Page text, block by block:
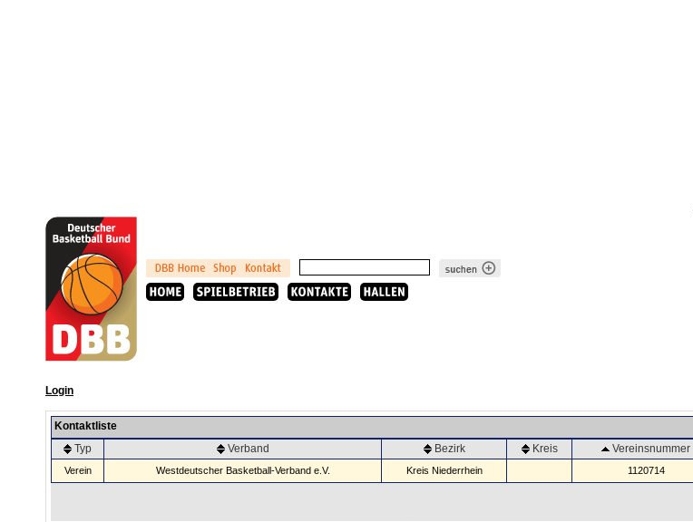
Login
Kontaktliste
Typ
Verband Bezirk Kreis Vereinsnummer
Verein Westdeutscher Basketball-Verband e.V. Kreis Niederrhein 1120714